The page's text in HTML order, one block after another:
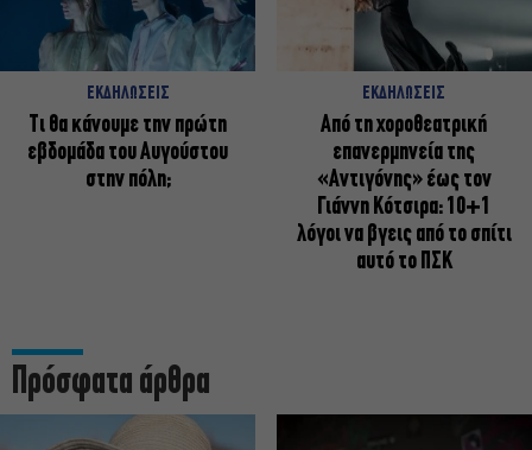
ΕΚΔΗΛΩΣΕΙΣ
Τι θα κάνουμε την πρώτη
εβδομάδα του Αυγούστου
στην πόλη;
ΕΚΔΗΛΩΣΕΙΣ
Από τη χοροθεατρική
επανερμηνεία της
«Αντιγόνης» έως τον
Γιάννη Κότσιρα: 10+1
λόγοι να βγεις από το σπίτι
αυτό το ΠΣΚ
Πρόσφατα άρθρα